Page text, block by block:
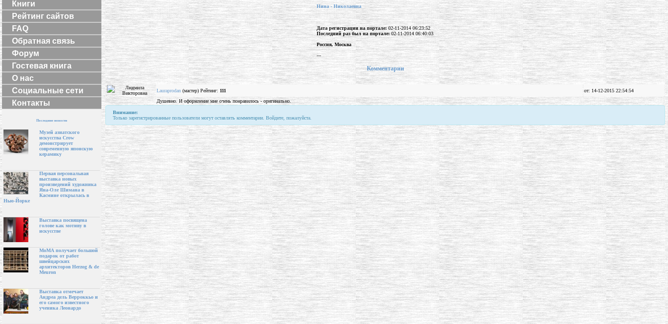
Книги
Рейтинг сайтов
FAQ
Обратная связь
Форум
Гостевая книга
О нас
Социальные сети
Контакты
Последние новости
Музей азиатского
искусства Crow
демонстрирует
современную японскую
керамику
Первая персональная
выставка новых
произведений художника
Яна-Оле Шимана в
Касмине открылась в
Нью-Йорке
Выставка посвящена
голове как мотиву в
искусстве
МоМА получает большой
подарок от работ
швейцарских
архитекторов Herzog & de
Meuron
Выставка отмечает
Андреа дель Верроккьо и
его самого известного
ученика Леонардо
Нина - Николаевна
Дата регистрации на портале:02-11-2014 06:23:52
Последний раз был на портале:02-11-2014 06:40:03
Россия, Москва
---
Комментарии
Lauraprodan (мастер) Рейтинг: 111
от: 14-12-2015 22:54:54
Душевно. И оформление мне очень понравилось - оригинально.
Внимание:
Только зарегистрированные пользователи могут оставлять комментарии. Войдите, пожалуйста.